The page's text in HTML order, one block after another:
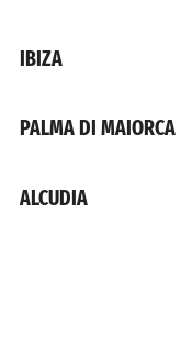
IBIZA
PALMA DI MAIORCA
ALCUDIA